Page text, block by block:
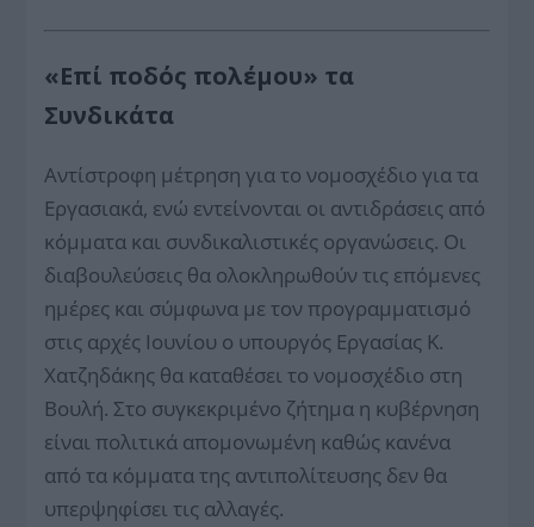
«Επί ποδός πολέμου» τα
Συνδικάτα
Αντίστροφη μέτρηση για το νομοσχέδιο για τα
Εργασιακά, ενώ εντείνονται οι αντιδράσεις από
κόμματα και συνδικαλιστικές οργανώσεις. Οι
διαβουλεύσεις θα ολοκληρωθούν τις επόμενες
ημέρες και σύμφωνα με τον προγραμματισμό
στις αρχές Ιουνίου ο υπουργός Εργασίας Κ.
Χατζηδάκης θα καταθέσει το νομοσχέδιο στη
Βουλή. Στο συγκεκριμένο ζήτημα η κυβέρνηση
είναι πολιτικά απομονωμένη καθώς κανένα
από τα κόμματα της αντιπολίτευσης δεν θα
υπερψηφίσει τις αλλαγές.